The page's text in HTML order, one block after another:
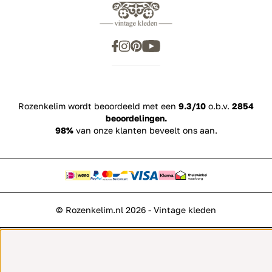
Rozenkelim wordt beoordeeld met een 9.3/10 o.b.v. 2854
beoordelingen.
98%van onze klanten beveelt ons aan.
© Rozenkelim.nl 2026 - Vintage kleden